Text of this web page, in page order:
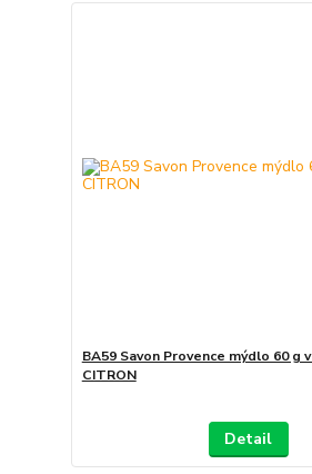
BA59 Savon Provence mýdlo 60 g
CITRON
Detail